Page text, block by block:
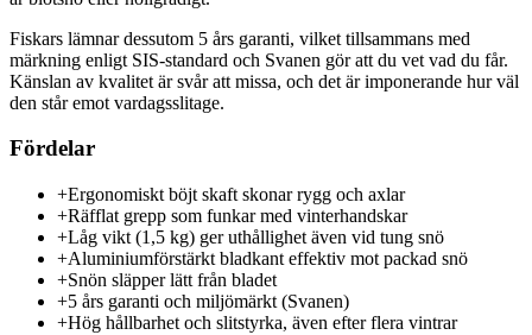
Fiskars lämnar dessutom 5 års garanti, vilket tillsammans med
märkning enligt SIS-standard och Svanen gör att du vet vad du får.
Känslan av kvalitet är svår att missa, och det är imponerande hur väl
den står emot vardagsslitage.
Fördelar
+Ergonomiskt böjt skaft skonar rygg och axlar
+Räfflat grepp som funkar med vinterhandskar
+Låg vikt (1,5 kg) ger uthållighet även vid tung snö
+Aluminiumförstärkt bladkant effektiv mot packad snö
+Snön släpper lätt från bladet
+5 års garanti och miljömärkt (Svanen)
+Hög hållbarhet och slitstyrka, även efter flera vintrar